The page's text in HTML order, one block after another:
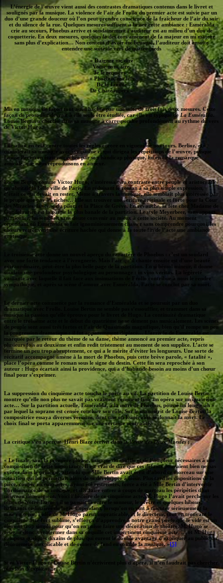
L’énergie de l’œuvre vient aussi des contrastes dramatiques contenus dans le livret et
soulignés par la musique. La violence de l’air de Frollo du premier acte est suivie par un
duo d’une grande douceur où l’on peut prendre conscience de la fraîcheur de l’air du soir
et du silence de la rue. Quelques mesures suffisent à briser cette ambiance : Esméralda
crie au secours, Phoebus arrive et soudainement l’auditeur est au milieu d’un duo de
coquetterie. En deux mesures, quelqueslades cors amènent de fa majeur en mi majeur
sans plus d’explication… Non content d’avoir été brusqué, l’auditeur doit ensuite
entendre une suite de vers de quatre pieds
« Daignez me dire
Votre nom, sire,
Je le requiers. »
« Phoebus, ma fille
De la famille
De Chateaupers »
Mis en musique de façon tout aussi hachée par une suite de trois fois deux mesures. Cette
façon de prosodier devrait à elle seule être étudiée, car elle est typique de La Esméralda.
Louise Bertin a cherché dans sa musique à correspondre profondément au rythme du vers
de Victor Hugo.
Elle allait en cela contre toutes les règles encore en vigueur de nos jours. Berlioz, qui
considérait sa musique avec sympathie et qui dirigea les répétitions de l’œuvre, puisque
Louise Bertin en était empêchée par son handicap physique, lui en fit la remarque
amicale, que nous reproduisons en annexe.
Louise Bertin, comme Victor Hugo, s’intéressait au contraste entre peuple et aristocratie
qu’abritait la belle ville de Paris. En réduisant le roman à sa plus simple expression,
c’était ce qui devait en rester. Même à travers la musique, elle semblait plus intéressée par
le peuple que par les riches… Elle sut trouver une écriture originale et forte pour la Cour
des Miracles, la scène du pilori et la Place de Grève. En revanche, la fête chez Madame de
Gondelaurier est la partie la plus banale de la partition. Le style Meyerbeer, sans apport
particulier, lui semblait sans doute convenir au mieux à cette société. Au moment
cependant où Esmeralda se fait ignominieusement chasser sans comprendre pourquoi, les
chœurs retrouvent une écriture hachée qui donne à la toute fin de l’acte une ambiance
grotesque.
Le troisième acte donne un nouvel aperçu du caractère de Phoebus : c’est un soudard
avec une forte tendance à l’ivrognerie. Mais l’air qu’il chante ensuite est d’une beauté
extraordinaire, peut-être la plus belle page de la partition. En si bémol mineur, il donne
soudain une profondeur psychologique au personnage : in vino veritas. La légèreté
vaillante avec laquelle il fait face aux insinuations de Frollo contribue à nous le rendre
sympathique, et après sa scène d’amour avec Esméralda, l’acte se conclut par sa mort.
Le dernier acte commence par la romance d’Esméralda et se poursuit par un duo
dramatique avec Frollo. Louise Bertin ne semble pas s’essouffler, et transmet dans sa
musique la passion qu’elle éprouve pour le livret de Hugo. La continuité dramatique
entre le troisième acte et le début du quatrième ne se dément pas musicalement. Les scènes
de peuple sont aussi très fortes et l’air de Quasimodo magnifique, bien qu’il rompe un peu
la progression dramatique : il fut apparemment déplacé… L’arrivée de Esméralda est
marquée par le retour du thème de sa danse, thème annoncé au premier acte, repris
plusieurs fois au deuxième et enfin redit tristement au moment de son supplice. L’acte se
termine un peu trop abruptement, ce qui a le mérite d’éviter les longueurs. Une sorte de
récitatif accompagné amène à la mort de Phoebus, puis cette brève parole, « fatalité »,
place l’opéra comme le roman sous le signe du destin. Cette fin sera reprochée à son
auteur : Hugo écartait ainsi la providence, qui a d’habitude besoin au moins d’un chœur
final pour s’exprimer.
La suppression du cinquième acte toucha le poète au vif. La partition de Louise Bertin
montre qu’elle non plus ne savait pas vraiment comment finir un opéra sur un quatrième
acte… Sur la partition actuelle, Esméralda, à la mort de Phoebus, pousse un long « ah »
par lequel la soprano est censée conclure son rôle. Sur le manuscrit de Louise Bertin, la
compositrice essaya diverses versions, dont une où Esméralda se donnait la mort. Le
choix final se porta apparemment sur une certaine neutralité.
La critique s’en aperçut. Henri Blaze écrivit dans laRevue des Deux Mondes:
« Le finale, sauf la première phrase, manque du souffle et de l’ampleur nécessaires à une
composition de cette importance. Il est vrai de dire que ces défauts pouvaient bien ne pas
exister dans le principe, attendu que Mlle Bertin avait écrit d’abord ce morceau sur une
situation qui lui permettait alors de se développer à loisir. Plus tard les dispositions de la
pièce, coupée en cinq actes, ayant été restreintes, force a été à Mlle Bertin d’intervertir
l’ordonnance de sa musique, et d’y faire entrer à coups de marteau les péripéties d’un
nouveau dénouement. Voici l’histoire de ce cinquième acte. M. Hugo l’avait perché sur les
tours de Notre-Dame ; il se passait là entre le sonneur, le prêtre et quelques hiboux,
habitants ordinaires du logis. Cependant, lorsqu’on en vint à discuter sérieusement la
mise en scène, l’idée de M. Hugo parut impraticable, et le directeur, tout en trouvant le
cinquième acte fort sublime, s’efforça d’apprendre à notre grand poète que le vide est un
élément trop simple pour qu’on en puisse faire une décoration de théâtre. M. Hugo se
résigna donc à renfermer dans sa coquille cet impertinent cinquième acte, … et M. Hugo
composa quelques dixains de plus, qui eurent le double avantage d’expliquer au public un
dénouement inexplicable et de ruiner de fond en comble la musique. »[5]
Si ni Victor Hugo ni Louise Bertin n’écrivirent plus d’opéra, il n’en faudrait pas chercher
plus loin d’explication…